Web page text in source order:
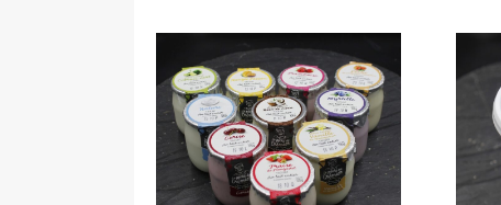
produit
a
plusieurs
variations.
options